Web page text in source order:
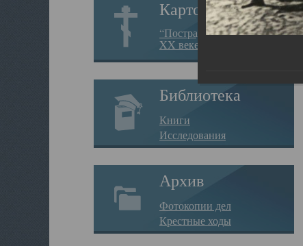
Картотека
“Пострадавшие за веру в
XX веке на Севере”
Библиотека
Книги
Исследования
Архив
Фотокопии дел
Крестные ходы